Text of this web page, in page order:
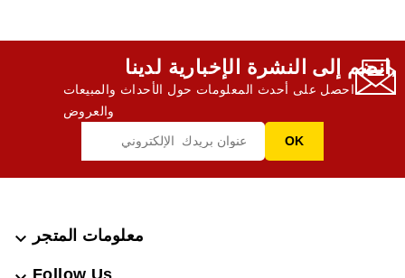
انضم إلى النشرة الإخبارية لدينا,
احصل على أحدث المعلومات حول الأحداث والمبيعات
والعروض
معلومات المتجر 
Follow Us